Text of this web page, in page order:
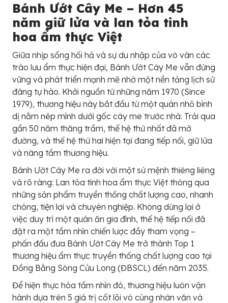
Bánh Ướt Cây Me – Hơn 45
năm giữ lửa và lan tỏa tinh
hoa ẩm thực Việt
Giữa nhịp sống hối hả và sự du nhập của vô vàn các
trào lưu ẩm thực hiện đại, Bánh Ướt Cây Me vẫn đứng
vững và phát triển mạnh mẽ nhờ một nền tảng lịch sử
đáng tự hào. Khởi nguồn từ những năm 1970 (Since
1979), thương hiệu này bắt đầu từ một quán nhỏ bình
dị nằm nép mình dưới gốc cây me trước nhà. Trải qua
gần 50 năm thăng trầm, thế hệ thứ nhất đã mở
đường, và thế hệ thứ hai hiện tại đang tiếp nối, giữ lửa
và nâng tầm thương hiệu.
Bánh Ướt Cây Me ra đời với một sứ mệnh thiêng liêng
và rõ ràng: Lan tỏa tinh hoa ẩm thực Việt thông qua
những sản phẩm truyền thống chất lượng cao, nhanh
chóng, tiện lợi và chuyên nghiệp. Không dừng lại ở
việc duy trì một quán ăn gia đình, thế hệ tiếp nối đã
đặt ra một tầm nhìn chiến lược đầy tham vọng –
phấn đấu đưa Bánh Ướt Cây Me trở thành Top 1
thương hiệu ẩm thực truyền thống chất lượng cao tại
Đồng Bằng Sông Cửu Long (ĐBSCL) đến năm 2035.
Để hiện thực hóa tầm nhìn đó, thương hiệu luôn vận
hành dựa trên 5 giá trị cốt lõi vô cùng nhân văn và